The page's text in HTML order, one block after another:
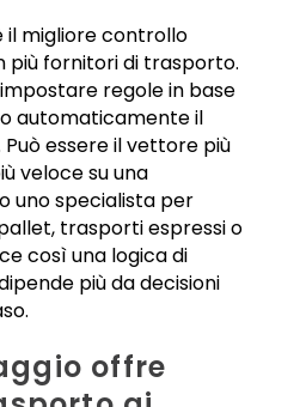
il migliore controllo
più fornitori di trasporto.
regole in base
automaticamente il
essere il vettore più
veloce su una
uno specialista per
trasporti espressi o
così una logica di
più da decisioni
offre